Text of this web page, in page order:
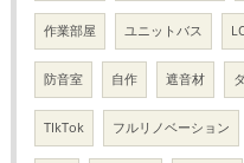
作業部屋 ユニットバス
防音室 自作 遮音材
TIkTok フルリノベーション